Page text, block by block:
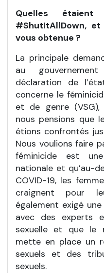
Quelles
#ShutItAllDown,
vous obtenue ?
La principale
au
déclaration de
concerne le
et de genre
nous pensions que
étions confrontés
Nous voulions faire
féminicide est
nationale et qu’au-
COVID-19, les
craignent pour
également exigé
avec des experts
sexuelle et que le
mette en place un
sexuels et des
sexuels.